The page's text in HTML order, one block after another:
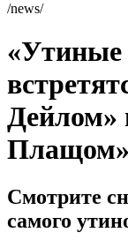
/news/
«Утиные
Плащом»
Смотрите
самого